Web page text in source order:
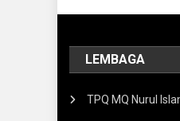
LEMBAGA
TPQ MQ Nurul